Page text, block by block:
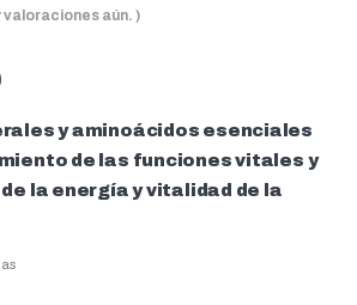
valoraciones aún. )
y aminoácidos esenciales
de las funciones vitales y
la energía y vitalidad de la